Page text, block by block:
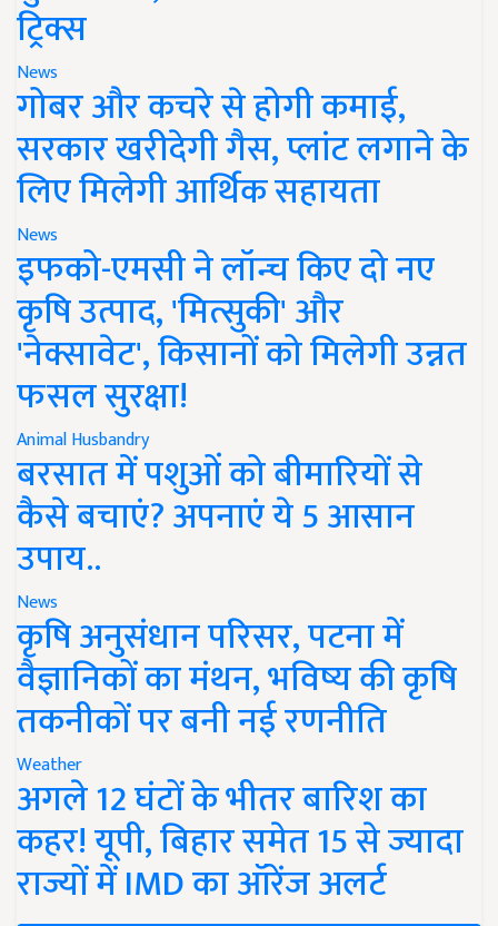
ट्रिक्स
News
गोबर और कचरे से होगी कमाई,
सरकार खरीदेगी गैस, प्लांट लगाने के
लिए मिलेगी आर्थिक सहायता
News
इफको-एमसी ने लॉन्च किए दो नए
कृषि उत्पाद, 'मित्सुकी' और
'नेक्सावेट', किसानों को मिलेगी उन्नत
फसल सुरक्षा!
Animal Husbandry
बरसात में पशुओं को बीमारियों से
कैसे बचाएं? अपनाएं ये 5 आसान
उपाय..
News
कृषि अनुसंधान परिसर, पटना में
वैज्ञानिकों का मंथन, भविष्य की कृषि
तकनीकों पर बनी नई रणनीति
Weather
अगले 12 घंटों के भीतर बारिश का
कहर! यूपी, बिहार समेत 15 से ज्यादा
राज्यों में IMD का ऑरेंज अलर्ट